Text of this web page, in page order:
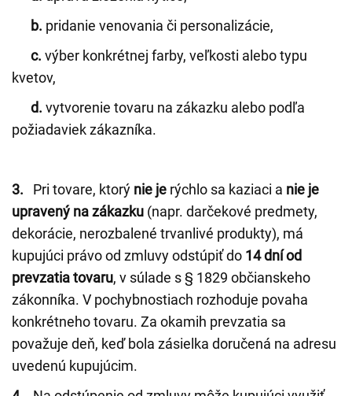
b. pridanie venovania či personalizácie,
c. výber konkrétnej farby, veľkosti alebo typu
kvetov,
d. vytvorenie tovaru na zákazku alebo podľa
požiadaviek zákazníka.
3. Pri tovare, ktorý nie je rýchlo sa kaziaci a nie je
upravený na zákazku (napr. darčekové predmety,
dekorácie, nerozbalené trvanlivé produkty), má
kupujúci právo od zmluvy odstúpiť do 14 dní od
prevzatia tovaru, v súlade s § 1829 občianskeho
zákonníka. V pochybnostiach rozhoduje povaha
konkrétneho tovaru. Za okamih prevzatia sa
považuje deň, keď bola zásielka doručená na adresu
uvedenú kupujúcim.